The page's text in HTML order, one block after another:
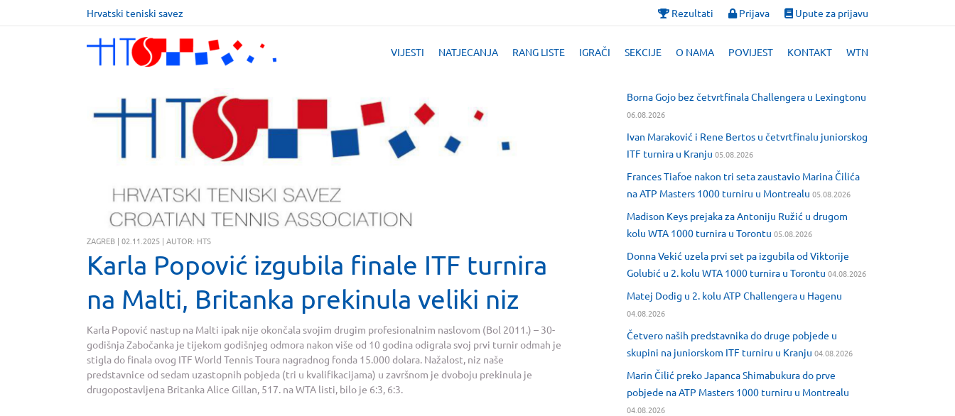
Hrvatski teniski savez Rezultati Prijava Upute za prijavu
VIJESTI NATJECANJA RANG LISTE IGRAČI SEKCIJE O NAMA POVIJEST KONTAKT WTN
ZAGREB | 02.11.2025 | AUTOR: HTS
Karla Popović izgubila finale ITF turnira
na Malti, Britanka prekinula veliki niz
Karla Popović nastup na Malti ipak nije okončala svojim drugim profesionalnim naslovom (Bol 2011.) – 30-
godišnja Zabočanka je tijekom godišnjeg odmora nakon više od 10 godina odigrala svoj prvi turnir odmah je
stigla do finala ovog ITF World Tennis Toura nagradnog fonda 15.000 dolara. Nažalost, niz naše
predstavnice od sedam uzastopnih pobjeda (tri u kvalifikacijama) u završnom je dvoboju prekinula je
drugopostavljena Britanka Alice Gillan, 517. na WTA listi, bilo je 6:3, 6:3.
Borna Gojo bez četvrtfinala Challengera u Lexingtonu
06.08.2026
Ivan Maraković i Rene Bertos u četvrtfinalu juniorskog
ITF turnira u Kranju 05.08.2026
Frances Tiafoe nakon tri seta zaustavio Marina Čilića
na ATP Masters 1000 turniru u Montrealu 05.08.2026
Madison Keys prejaka za Antoniju Ružić u drugom
kolu WTA 1000 turnira u Torontu 05.08.2026
Donna Vekić uzela prvi set pa izgubila od Viktorije
Golubić u 2. kolu WTA 1000 turnira u Torontu 04.08.2026
Matej Dodig u 2. kolu ATP Challengera u Hagenu
04.08.2026
Četvero naših predstavnika do druge pobjede u
skupini na juniorskom ITF turniru u Kranju 04.08.2026
Marin Čilić preko Japanca Shimabukura do prve
pobjede na ATP Masters 1000 turniru u Montrealu
04.08.2026